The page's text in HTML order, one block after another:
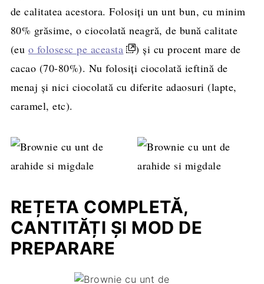
de calitatea acestora. Folosiți un unt bun, cu minim
80% grăsime, o ciocolată neagră, de bună calitate
(eu o folosesc pe aceasta
) și cu procent mare de
cacao (70-80%). Nu folosiți ciocolată ieftină de
menaj și nici ciocolată cu diferite adaosuri (lapte,
caramel, etc).
REȚETA COMPLETĂ,
CANTITĂȚI ȘI MOD DE
PREPARARE